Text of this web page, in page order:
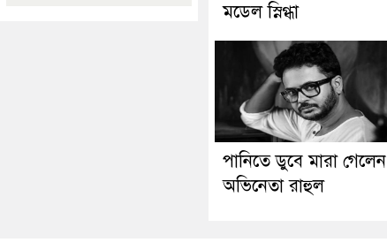
মডেল স্নিগ্ধা
পানিতে ডুবে মারা গেলেন
অভিনেতা রাহুল